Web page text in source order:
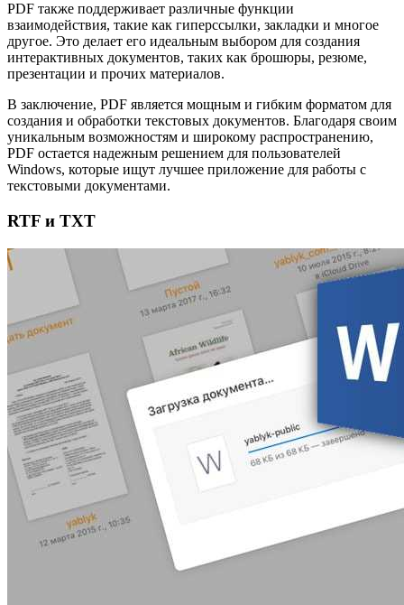
PDF также поддерживает различные функции
взаимодействия, такие как гиперссылки, закладки и многое
другое. Это делает его идеальным выбором для создания
интерактивных документов, таких как брошюры, резюме,
презентации и прочих материалов.
В заключение, PDF является мощным и гибким форматом для
создания и обработки текстовых документов. Благодаря своим
уникальным возможностям и широкому распространению,
PDF остается надежным решением для пользователей
Windows, которые ищут лучшее приложение для работы с
текстовыми документами.
RTF и TXT